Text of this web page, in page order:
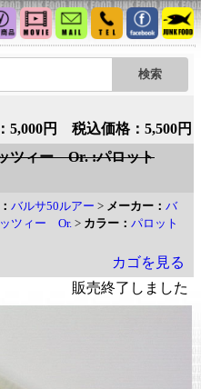
5,000円 税込価格：5,500円
ツィー Or. :パロット
バルサ50ルアー > メーカー： バ
ツィー Or. > カラー： パロット
カゴを見る
販売終了しました